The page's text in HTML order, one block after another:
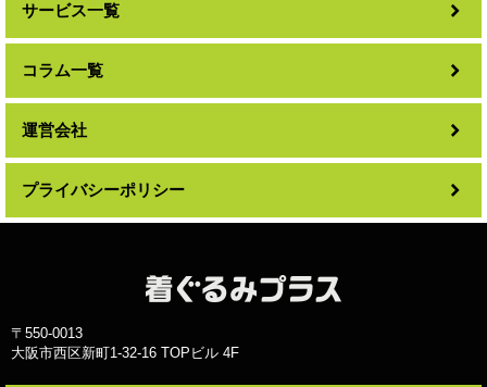
サービス一覧
コラム一覧
運営会社
プライバシーポリシー
〒550-0013
大阪市西区新町1-32-16 TOPビル 4F